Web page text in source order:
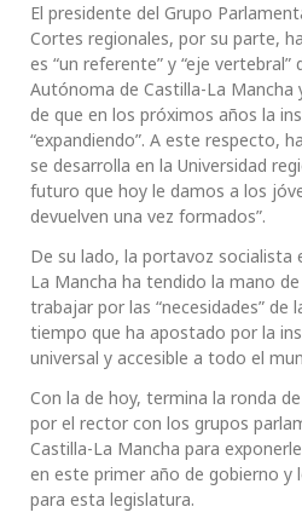
El presidente del Grupo
Cortes regionales, por su parte,
es “un referente” y “eje vertebral”
Autónoma de Castilla-La Mancha
de que en los próximos años la
“expandiendo”. A este respecto,
se desarrolla en la Universidad
futuro que hoy le damos a los
devuelven una vez formados”.
De su lado, la portavoz socialista
La Mancha ha tendido la mano
trabajar por las “necesidades” de
tiempo que ha apostado por la
universal y accesible a todo el
Con la de hoy, termina la ronda
por el rector con los grupos
Castilla-La Mancha para
en este primer año de gobierno y
para esta legislatura.